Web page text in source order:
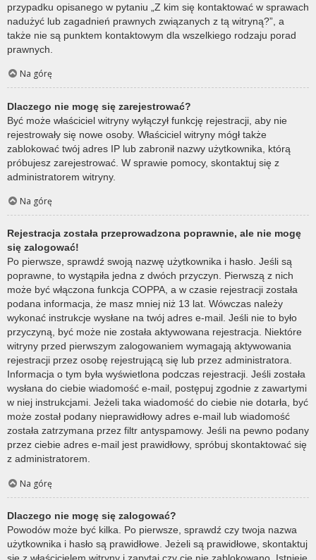
przypadku opisanego w pytaniu „Z kim się kontaktować w sprawach
nadużyć lub zagadnień prawnych związanych z tą witryną?”, a
także nie są punktem kontaktowym dla wszelkiego rodzaju porad
prawnych.
Na górę
Dlaczego nie mogę się zarejestrować?
Być może właściciel witryny wyłączył funkcję rejestracji, aby nie
rejestrowały się nowe osoby. Właściciel witryny mógł także
zablokować twój adres IP lub zabronił nazwy użytkownika, którą
próbujesz zarejestrować. W sprawie pomocy, skontaktuj się z
administratorem witryny.
Na górę
Rejestracja została przeprowadzona poprawnie, ale nie mogę
się zalogować!
Po pierwsze, sprawdź swoją nazwę użytkownika i hasło. Jeśli są
poprawne, to wystąpiła jedna z dwóch przyczyn. Pierwszą z nich
może być włączona funkcja COPPA, a w czasie rejestracji została
podana informacja, że masz mniej niż 13 lat. Wówczas należy
wykonać instrukcje wysłane na twój adres e-mail. Jeśli nie to było
przyczyną, być może nie została aktywowana rejestracja. Niektóre
witryny przed pierwszym zalogowaniem wymagają aktywowania
rejestracji przez osobę rejestrującą się lub przez administratora.
Informacja o tym była wyświetlona podczas rejestracji. Jeśli została
wysłana do ciebie wiadomość e-mail, postępuj zgodnie z zawartymi
w niej instrukcjami. Jeżeli taka wiadomość do ciebie nie dotarła, być
może został podany nieprawidłowy adres e-mail lub wiadomość
została zatrzymana przez filtr antyspamowy. Jeśli na pewno podany
przez ciebie adres e-mail jest prawidłowy, spróbuj skontaktować się
z administratorem.
Na górę
Dlaczego nie mogę się zalogować?
Powodów może być kilka. Po pierwsze, sprawdź czy twoja nazwa
użytkownika i hasło są prawidłowe. Jeżeli są prawidłowe, skontaktuj